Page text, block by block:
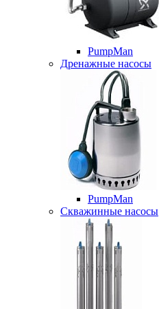
PumpMan
Дренажные насосы
PumpMan
Скважинные насосы